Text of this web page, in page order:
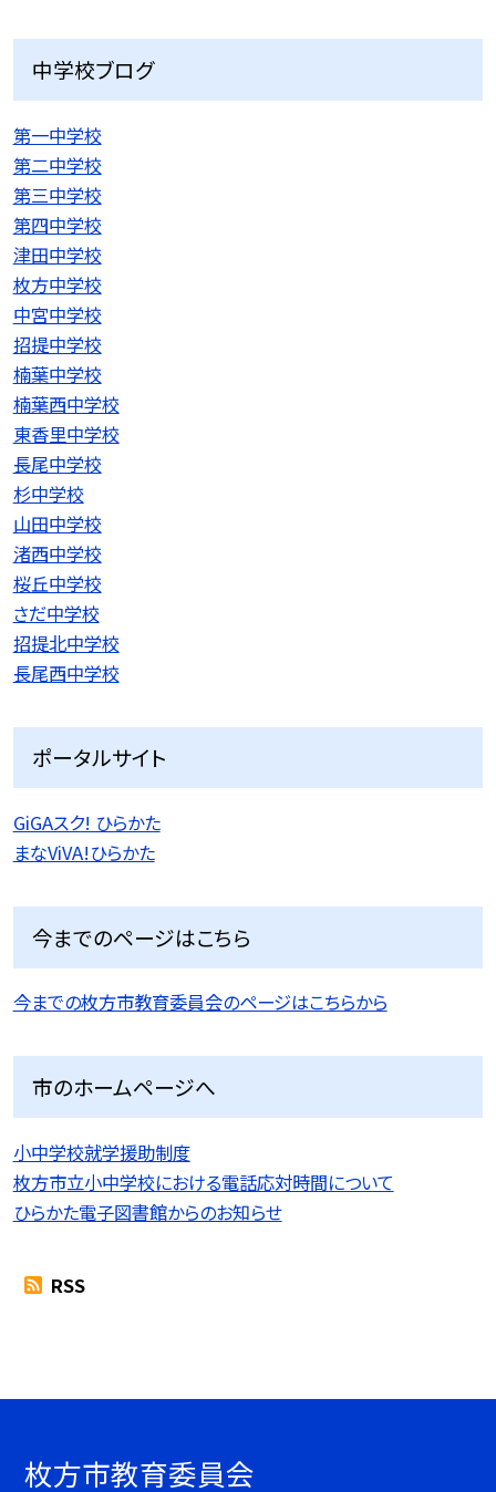
中学校ブログ
第一中学校
第二中学校
第三中学校
第四中学校
津田中学校
枚方中学校
中宮中学校
招提中学校
楠葉中学校
楠葉西中学校
東香里中学校
長尾中学校
杉中学校
山田中学校
渚西中学校
桜丘中学校
さだ中学校
招提北中学校
長尾西中学校
ポータルサイト
GiGAスク! ひらかた
まなViVA!ひらかた
今までのページはこちら
今までの枚方市教育委員会のページはこちらから
市のホームページへ
小中学校就学援助制度
枚方市立小中学校における電話応対時間について
ひらかた電子図書館からのお知らせ
RSS
枚方市教育委員会